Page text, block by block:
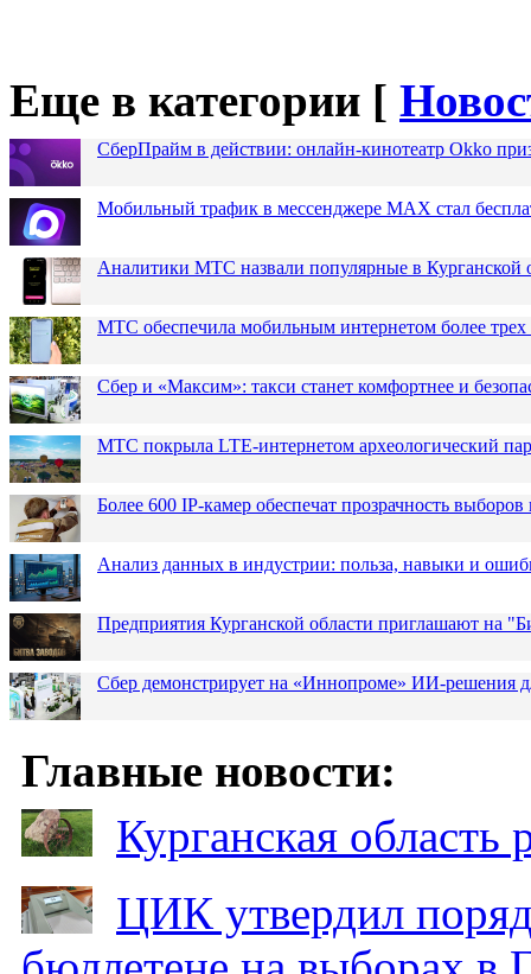
Еще в категории [
СберПрайм в действии: онлайн-кинотеатр Okko
Мобильный трафик в мессенджере MAX стал
Аналитики МТС назвали популярные в
МТС обеспечила мобильным интернетом более трех
Сбер и «Максим»: такси станет комфортнее и
МТС покрыла LTE-интернетом археологический
Более 600 IP-камер обеспечат прозрачность
Анализ данных в индустрии: польза, навыки и
Предприятия Курганской области приглашают на
Сбер демонстрирует на «Иннопроме» ИИ-решения
Главные новости:
Курганская
ЦИК утвердил